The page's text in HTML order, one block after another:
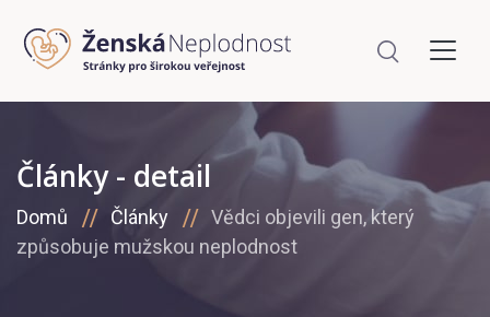
Články - detail
Domů Články
Vědci objevili gen, který
způsobuje mužskou neplodnost